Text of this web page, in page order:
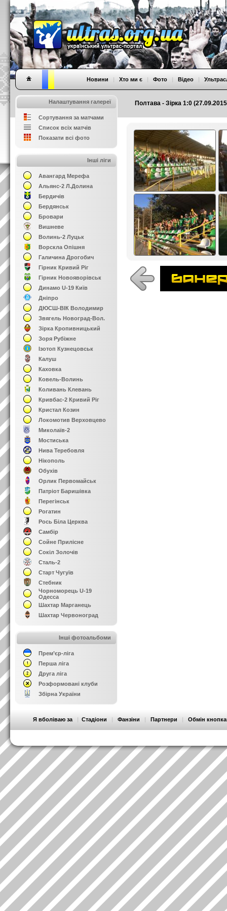
Полтава - Зірка 1:0
Новини | Хто ми є | Фото | Відео |
Налаштування галереї
Сортування за матчами
Список всіх матчів
Показати всі фото
Інші ліги
Авангард Мерефа
Альянс-2 Л.Долина
Бердичів
Бердянськ
Бровари
Вишневе
Волинь-2 Луцьк
Ворскла Опішня
Галичина Дрогобич
Гірник Кривий Ріг
Гірник Новояворівськ
Динамо U-19 Київ
Дніпро
ДЮСШ-ВІК Володимир
Звягель Новоград-Вол.
Зірка Кропивницький
Зоря Рубіжне
Ізотоп Кузнецовськ
Калуш
Каховка
Ковель-Волинь
Коливань Клевань
Кривбас-2 Кривий Ріг
Кристал Козин
Локомотив Верховцево
Миколаїв-2
Мостиська
Нива Теребовля
Нікополь
Обухів
Орлик Первомайськ
Патріот Баришівка
Перегінськ
Рогатин
Рось Біла Церква
Самбір
Сойне Прилісне
Сокіл Золочів
Сталь-2
Старт Чугуїв
Стебник
Чорноморець U-19
Одесса
Шахтар Марганець
Шахтар Червоноград
Інші фотоальбоми
Прем’єр-ліга
Перша ліга
Друга ліга
Розформовані клуби
Збірна України
Я вболіваю за | Стадіони | Фанзіни | Партнери | Обмін